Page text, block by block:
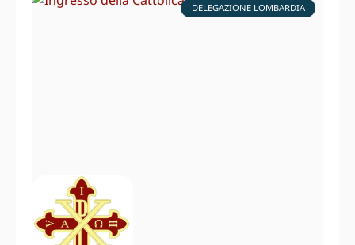
DELEGAZIONE LOMBARDIA